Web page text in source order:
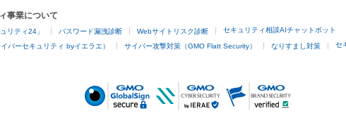
事業について
リティ24」 パスワード漏洩診断 Webサイトリスク診断 セキュリティ相談AIチャットボット
バーセキュリティ byイエラエ） サイバー攻撃対策（GMO Flatt Security） なりすまし対策 セ